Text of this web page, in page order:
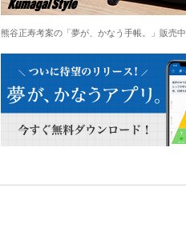
熊谷正寿考案の「夢が、かなう手帳。」販売中